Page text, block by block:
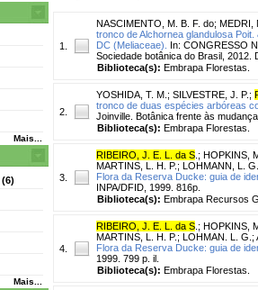
Mais...
(6)
Mais...
1.
NASCIMENTO, M. B. F. do; MEDRI,
tronco de Alchornea glandulosa
DC (Meliaceae).
In: CONGRESSO
Sociedade botânica do Brasil, 2012.
Biblioteca(s): Embrapa Florestas.
2.
YOSHIDA, T. M. ; SILVESTRE, J. P. ;
tronco de duas espécies arbóreas
Joinville. Botânica frente às
Biblioteca(s): Embrapa Florestas.
3.
RIBEIRO, J. E. L. da S ; HOPKINS,
MARTINS, L. H. P. ; LOHMANN, L. G.
Flora da Reserva Ducke: guia de
INPA/DFID, 1999. 816p.
Biblioteca(s): Embrapa Recursos
4.
RIBEIRO, J. E. L. da S ; HOPKINS,
MARTINS, L. H. P. ; LOHMAN. L. G. ;
Flora da Reserva Ducke: guia de
1999. 799 p. il.
Biblioteca(s): Embrapa Florestas.